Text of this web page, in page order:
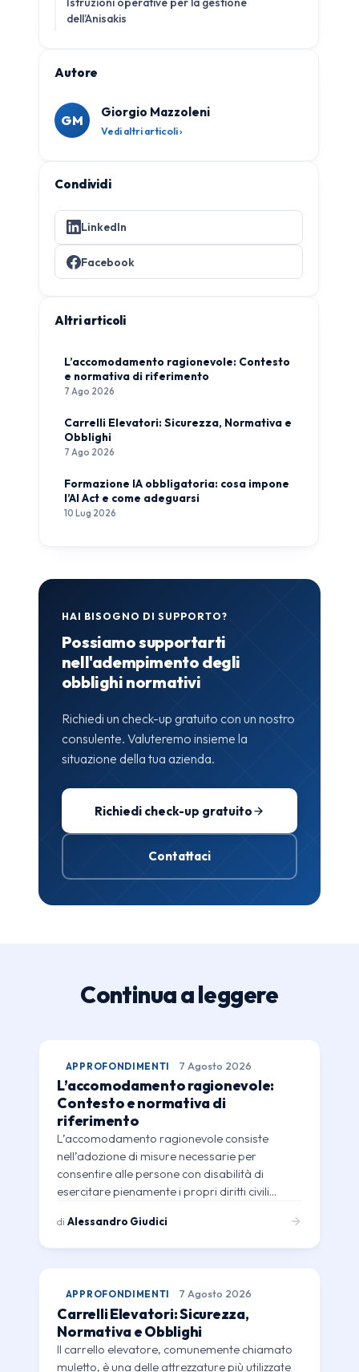
dell’Anisakis
Autore
GM
Giorgio Mazzoleni
Vedi altri articoli ›
Condividi
LinkedIn
Facebook
Altri articoli
L’accomodamento ragionevole: Contesto
e normativa di riferimento
7 Ago 2026
Carrelli Elevatori: Sicurezza, Normativa e
Obblighi
7 Ago 2026
Formazione IA obbligatoria: cosa impone
l’AI Act e come adeguarsi
10 Lug 2026
HAI BISOGNO DI SUPPORTO?
Possiamo supportarti
nell'adempimento degli
obblighi normativi
Richiedi un check-up gratuito con un nostro
consulente. Valuteremo insieme la
situazione della tua azienda.
Richiedi check-up gratuito
Contattaci
Continua a leggere
APPROFONDIMENTI 7 Agosto 2026
L’accomodamento ragionevole:
Contesto e normativa di
riferimento
L’accomodamento ragionevole consiste
nell’adozione di misure necessarie per
consentire alle persone con disabilità di
esercitare pienamente i propri diritti civili…
diAlessandro Giudici
APPROFONDIMENTI 7 Agosto 2026
Carrelli Elevatori: Sicurezza,
Normativa e Obblighi
Il carrello elevatore, comunemente chiamato
muletto, è una delle attrezzature più utilizzate